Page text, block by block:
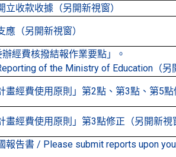
收款收據（另開新視窗）
應（另開新視窗）
經費核撥結報作業要點」。
of the Ministry of Education（另
經費使用原則」第2點、第3點、第5點
經費使用原則」第3點修正（另開新視
告書 / Please submit reports upon